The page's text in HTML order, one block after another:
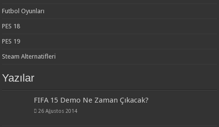
Futbol Oyunları
PES 18
PES 19
Steam Alternatifleri
Yazılar
FIFA 15 Demo Ne Zaman Çıkacak?
26 Ağustos 2014